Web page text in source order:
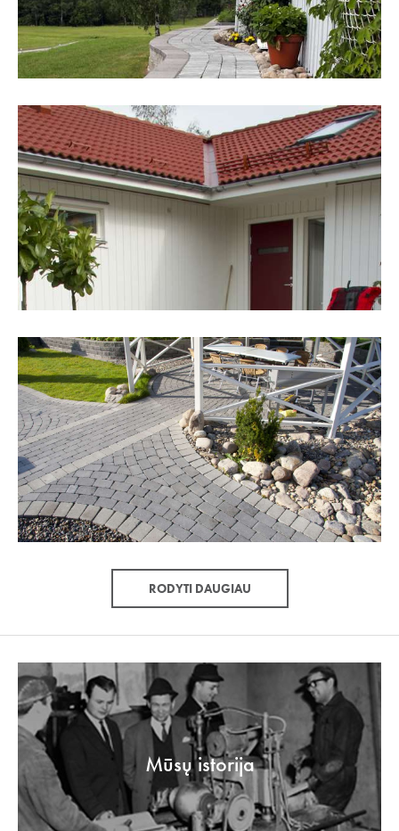
RODYTI DAUGIAU
Mūsų istorija